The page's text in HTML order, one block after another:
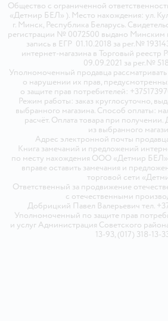
Общество с ограниченной
«Детмир БЕЛ» ). Место нахождения: ул.
г. Минск, Республика Беларусь.
регистрации № 0072500 выдано Минским
запись в ЕГР 01.10.2018 за рег.№
интернет-магазина в Торговый реестр
09.09.2021 за рег.№
Уполномоченный продавца
о нарушении их прав,
о защите прав потребителей:
Режим работы: заказ круглосуточно,
выбранного магазина. Способ оплаты:
расчёт. Оплата товара при получении.
из выбранного
Адрес электронной почты
Книга замечаний и предложений
по месту нахождения ООО «Детмир
вправе оставить замечания и
торговой сети
Ответственный за продвижение
с отечественными
Добрицкий Павел Валерьевич тел.
Уполномоченный по защите прав
и услуг Администрация Советского
13-93, (017) 318-13-